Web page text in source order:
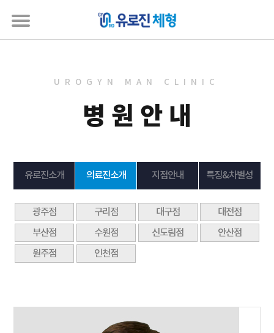
UROGYN MAN CLINIC
병원안내
유로진소개 의료진소개 지점안내 특징&차별성
광주점 구리점 대구점
대전점
부산점
수원점 신도림점
안산점
원주점
인천점